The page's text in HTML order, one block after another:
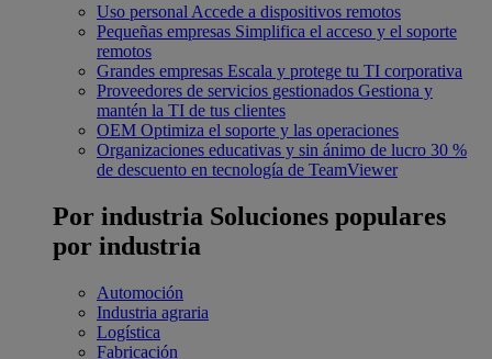
Uso personal Accede a dispositivos remotos
Pequeñas empresas Simplifica el acceso y el soporte
remotos
Grandes empresas Escala y protege tu TI corporativa
Proveedores de servicios gestionados Gestiona y
mantén la TI de tus clientes
OEM Optimiza el soporte y las operaciones
Organizaciones educativas y sin ánimo de lucro 30 %
de descuento en tecnología de TeamViewer
Por industria Soluciones populares
por industria
Automoción
Industria agraria
Logística
Fabricación